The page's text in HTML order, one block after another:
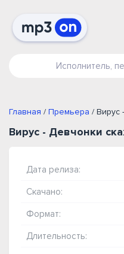
Главная / Премьера / Вирус
Вирус - Девчонки
Дата релиза:
Скачано:
Формат:
Длительность: